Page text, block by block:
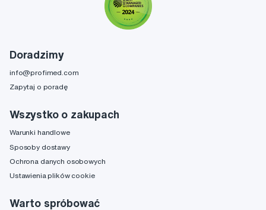
Doradzimy
info@profimed.com
Zapytaj o poradę
Wszystko o zakupach
Warunki handlowe
Sposoby dostawy
Ochrona danych osobowych
Ustawienia plików cookie
Warto spróbować